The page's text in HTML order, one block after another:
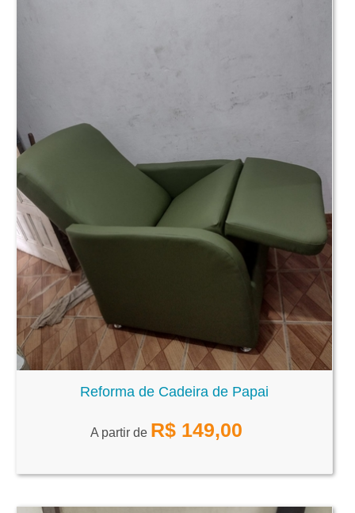
Reforma de Cadeira de Papai
A partir de R$ 149,00